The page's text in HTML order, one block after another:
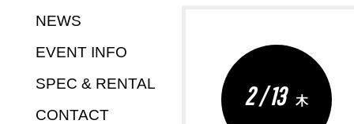
NEWS
EVENT INFO
SPEC & RENTAL
CONTACT
2 / 13 木